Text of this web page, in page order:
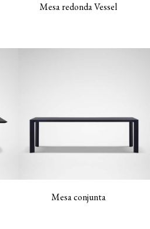
Mesa redonda Vessel
Mesa conjunta